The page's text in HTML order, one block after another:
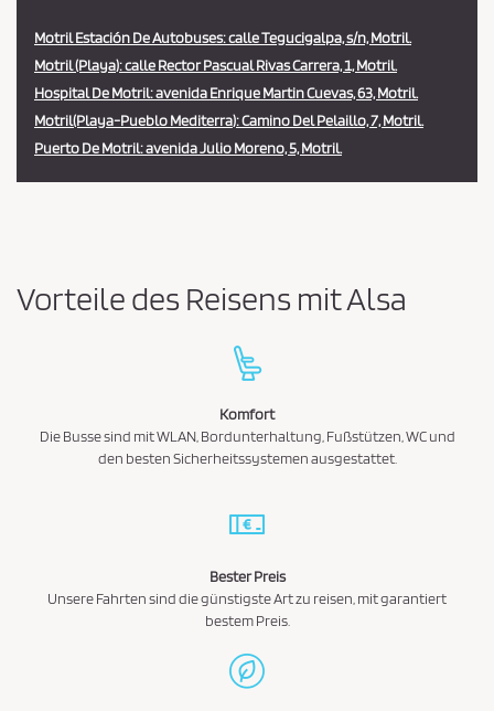
Motril Estación De Autobuses: calle Tegucigalpa, s/n, Motril.
Motril (Playa): calle Rector Pascual Rivas Carrera, 1, Motril.
Hospital De Motril: avenida Enrique Martin Cuevas, 63, Motril.
Motril(Playa-Pueblo Mediterra): Camino Del Pelaillo, 7, Motril.
Puerto De Motril: avenida Julio Moreno, 5, Motril.
Vorteile des Reisens mit Alsa
Komfort
Die Busse sind mit WLAN, Bordunterhaltung, Fußstützen, WC und
den besten Sicherheitssystemen ausgestattet.
Bester Preis
Unsere Fahrten sind die günstigste Art zu reisen, mit garantiert
bestem Preis.